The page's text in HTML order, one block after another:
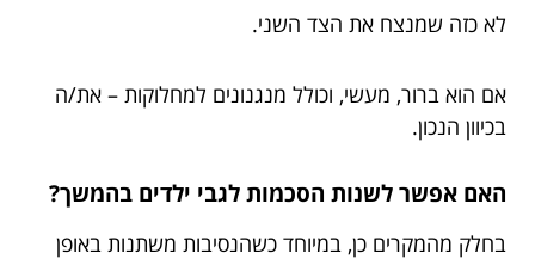
לא כזה שמנצח את הצד השני.
אם הוא ברור, מעשי, וכולל מנגנונים למחלוקות – את/ה
בכיוון הנכון.
האם אפשר לשנות הסכמות לגבי ילדים בהמשך?
בחלק מהמקרים כן, במיוחד כשהנסיבות משתנות באופן